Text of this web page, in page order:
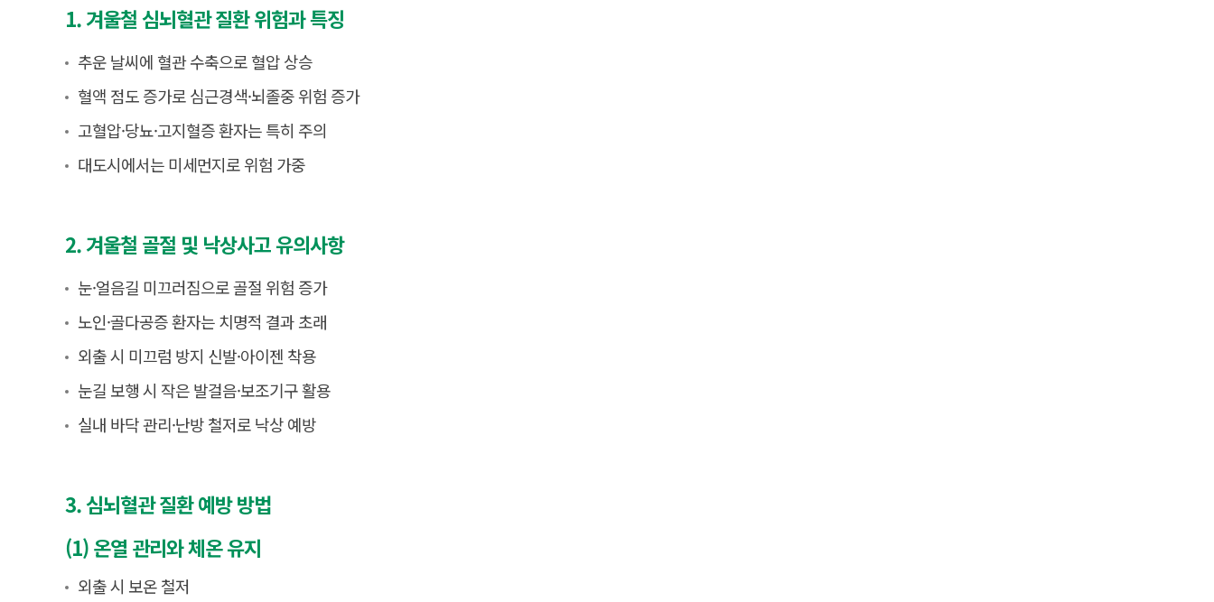
1. 겨울철 심뇌혈관 질환 위험과 특징
추운 날씨에 혈관 수축으로 혈압 상승
혈액 점도 증가로 심근경색·뇌졸중 위험 증가
고혈압·당뇨·고지혈증 환자는 특히 주의
대도시에서는 미세먼지로 위험 가중
2. 겨울철 골절 및 낙상사고 유의사항
눈·얼음길 미끄러짐으로 골절 위험 증가
노인·골다공증 환자는 치명적 결과 초래
외출 시 미끄럼 방지 신발·아이젠 착용
눈길 보행 시 작은 발걸음·보조기구 활용
실내 바닥 관리·난방 철저로 낙상 예방
3. 심뇌혈관 질환 예방 방법
(1) 온열 관리와 체온 유지
외출 시 보온 철저